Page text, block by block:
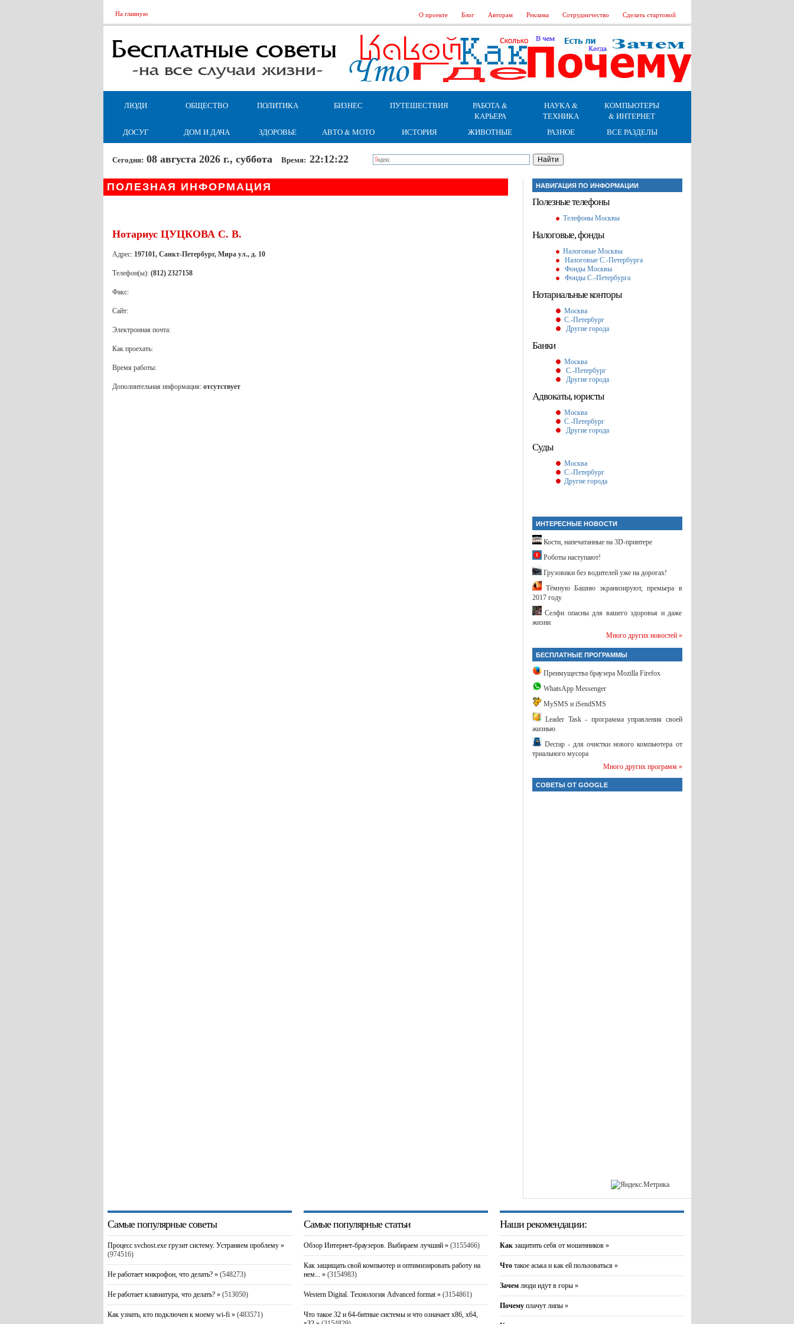
На главную О проекте Блог Авторам Реклама Сотрудничество Сделать стартовой
ЛЮДИ ОБЩЕСТВО ПОЛИТИКА БИЗНЕС ПУТЕШЕСТВИЯ
РАБОТА &
КАРЬЕРА
НАУКА &
ТЕХНИКА
КОМПЬЮТЕРЫ
& ИНТЕРНЕТ
ДОСУГ
ДОМ И ДАЧА ЗДОРОВЬЕ АВТО & МОТО ИСТОРИЯ ЖИВОТНЫЕ РАЗНОЕ ВСЕ РАЗДЕЛЫ
Сегодня: 08 августа 2026 г., суббота Время: 22:12:23
ПОЛЕЗНАЯ ИНФОРМАЦИЯ
Нотариус ЦУЦКОВА С. В.
Адрес: 197101, Санкт-Петербург, Мира ул., д. 10
Телефон(ы): (812) 2327158
Факс:
Сайт:
Электронная почта:
Как проехать:
Время работы:
Дополнительная информация: отсутствует
НАВИГАЦИЯ ПО ИНФОРМАЦИИ
Полезные телефоны
Телефоны Москвы
Налоговые, фонды
Налоговые Москвы
Налоговые С.-Петербурга
Фонды Москвы
Фонды С.-Петербурга
Нотариальные конторы
Москва
С.-Петербург
Другие города
Банки
Москва
С.-Петербург
Другие города
Адвокаты, юристы
Москва
С.-Петербург
Другие города
Суды
Москва
С.-Петербург
Другие города
ИНТЕРЕСНЫЕ НОВОСТИ
Кости, напечатанные на 3D-принтере
Роботы наступают!
Грузовики без водителей уже на дорогах!
Тёмную Башню экранизируют, премьера в
2017 году
Селфи опасны для вашего здоровья и даже
жизни
Много других новостей »
БЕСПЛАТНЫЕ ПРОГРАММЫ
Преимущества браузера Mozilla Firefox
WhatsApp Messenger
MySMS и iSendSMS
Leader Task - программа управления своей
жизнью
Decrap - для очистки нового компьютера от
триального мусора
Много других программ »
СОВЕТЫ ОТ GOOGLE
Самые популярные советы
Процесс svchost.exe грузит систему. Устраняем проблему »
(974516)
Не работает микрофон, что делать? » (548273)
Не работает клавиатура, что делать? » (513050)
Как узнать, кто подключен к моему wi-fi » (483571)
Самые популярные статьи
Обзор Интернет-браузеров. Выбираем лучший » (3155466)
Как защищать свой компьютер и оптимизировать работу на
нем... » (3154983)
Western Digital. Технология Advanced format » (3154861)
Что такое 32 и 64-битные системы и что означает x86, x64,
Наши рекомендации:
Как защитить себя от мошенников »
Что такое аська и как ей пользоваться »
Зачем люди идут в горы »
Почему плачут липы »